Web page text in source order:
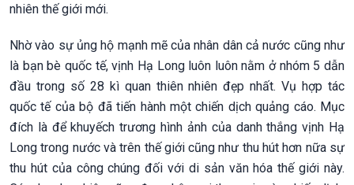
nhiên thế giới mới.
Nhờ vào sự ủng hộ mạnh mẽ của nhân dân cả nước cũng như
là bạn bè quốc tế, vịnh Hạ Long luôn luôn nằm ở nhóm 5 dẫn
đầu trong số 28 kì quan thiên nhiên đẹp nhất. Vụ hợp tác
quốc tế của bộ đã tiến hành một chiến dịch quảng cáo. Mục
đích là để khuyếch trương hình ảnh của danh thắng vịnh Hạ
Long trong nước và trên thế giới cũng như thu hút hơn nữa sự
thu hút của công chúng đối với di sản văn hóa thế giới này.